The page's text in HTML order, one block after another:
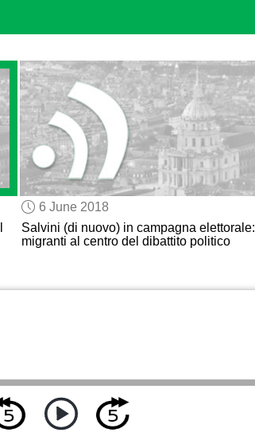
6 June 2018
Salvini (di nuovo) in campagna elettorale:
migranti al centro del dibattito politico